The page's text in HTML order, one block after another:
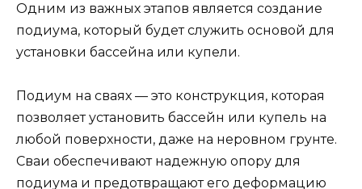
Одним из важных этапов является создание
подиума, который будет служить основой для
установки бассейна или купели.
Подиум на сваях — это конструкция, которая
позволяет установить бассейн или купель на
любой поверхности, даже на неровном грунте.
Сваи обеспечивают надежную опору для
подиума и предотвращают его деформацию